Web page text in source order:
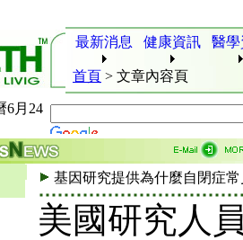
最新消息 健康資訊 醫
首頁 > 文章內容頁
6月24
基因研究提供為什麼自閉症
美國研究人